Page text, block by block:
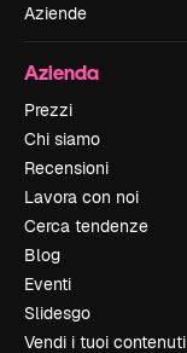
Aziende
Azienda
Prezzi
Chi siamo
Recensioni
Lavora con noi
Cerca tendenze
Blog
Eventi
Slidesgo
Vendi i tuoi contenuti